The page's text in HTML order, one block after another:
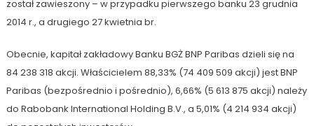
został zawieszony – w przypadku pierwszego banku 23 grudnia
2014 r., a drugiego 27 kwietnia br.
Obecnie, kapitał zakładowy Banku BGŻ BNP Paribas dzieli się na
84 238 318 akcji. Właścicielem 88,33% (74 409 509 akcji) jest BNP
Paribas (bezpośrednio i pośrednio), 6,66% (5 613 875 akcji) należy
do Rabobank International Holding B.V., a 5,01% (4 214 934 akcji)